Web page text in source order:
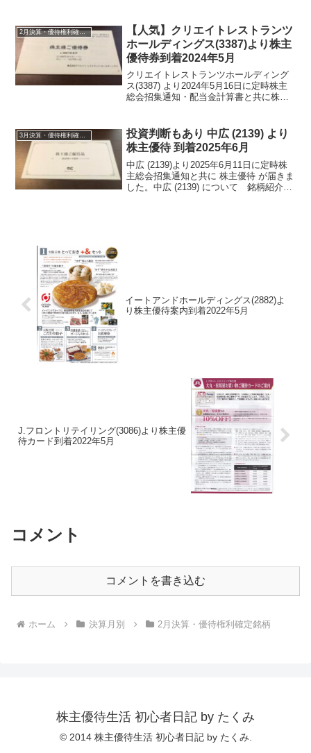
たします。日本フィルコン (5942)は...
2月決算・優待権利確定銘柄
【人気】クリエイトレストランツ
ホールディングス(3387)より株主
優待券到着2024年5月
クリエイトレストランツホールディング
ス(3387) より2024年5月16日に定時株主
総会招集通知・配当金計算書と共に株主
て 銘柄紹介まず銘柄について簡単にご
紹介い...
3月決算・優待権利確定銘柄
投資判断もあり 中広 (2139) より
株主優待 到着2025年6月
中広 (2139)より2025年6月11日に定時株
主総会招集通知と共に 株主優待 が届きま
した。中広 (2139) について 銘柄紹介ま
イートアンドホールディングス(2882)よ
り株主優待案内到着2022年5月
J.フロントリテイリング(3086)より株主優
待カード到着2022年5月
コメント
コメントを書き込む
ホーム 決算月別 2月決算・優待権利確定銘柄
株主優待生活 初心者日記 by たくみ
© 2014 株主優待生活 初心者日記 by たくみ.